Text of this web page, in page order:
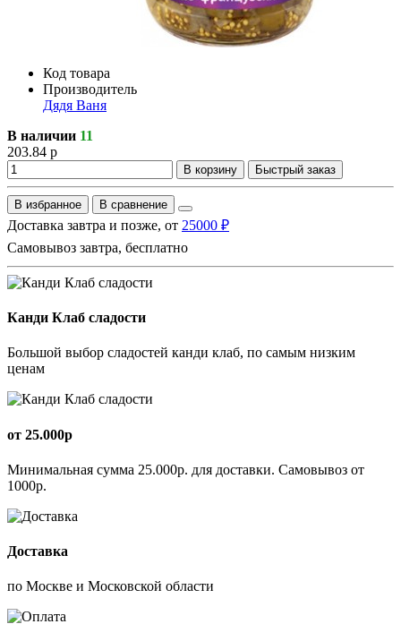
Код товара
Производитель
Дядя Ваня
В наличии 11
203.84 р
В корзину Быстрый заказ
В избранное В сравнение
Доставка завтра и позже, от 25000 ₽
Самовывоз завтра, бесплатно
Канди Клаб сладости
Большой выбор сладостей канди клаб, по самым низким
ценам
от 25.000р
Минимальная сумма 25.000р. для доставки. Самовывоз от
1000р.
Доставка
по Москве и Московской области